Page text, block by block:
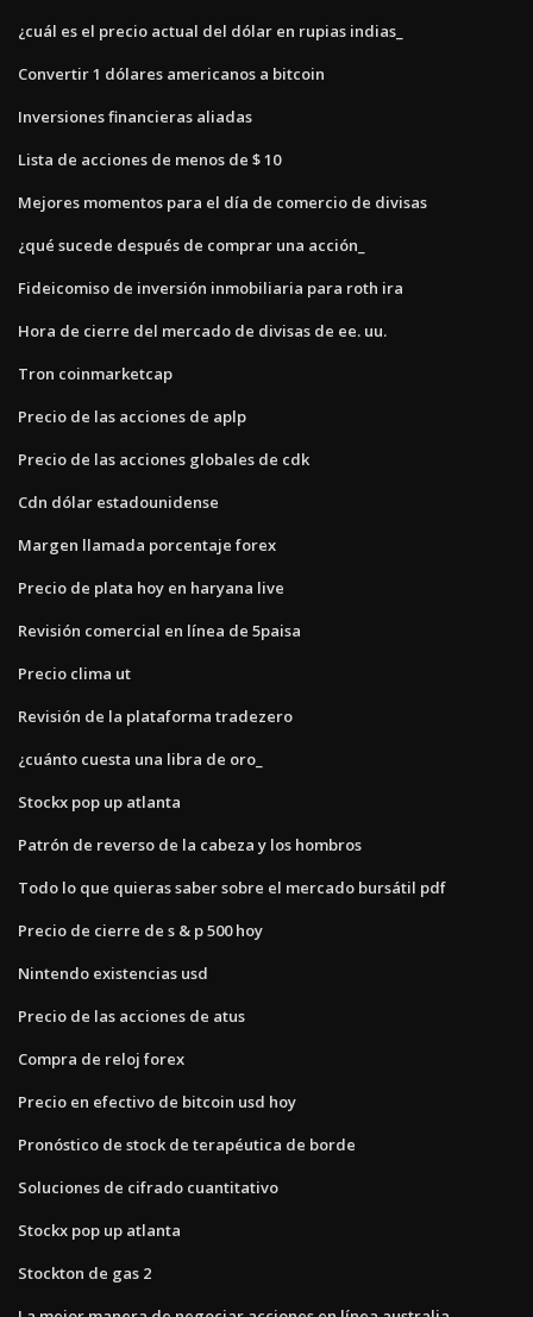
¿cuál es el precio actual del dólar en rupias indias_
Convertir 1 dólares americanos a bitcoin
Inversiones financieras aliadas
Lista de acciones de menos de $ 10
Mejores momentos para el día de comercio de divisas
¿qué sucede después de comprar una acción_
Fideicomiso de inversión inmobiliaria para roth ira
Hora de cierre del mercado de divisas de ee. uu.
Tron coinmarketcap
Precio de las acciones de aplp
Precio de las acciones globales de cdk
Cdn dólar estadounidense
Margen llamada porcentaje forex
Precio de plata hoy en haryana live
Revisión comercial en línea de 5paisa
Precio clima ut
Revisión de la plataforma tradezero
¿cuánto cuesta una libra de oro_
Stockx pop up atlanta
Patrón de reverso de la cabeza y los hombros
Todo lo que quieras saber sobre el mercado bursátil pdf
Precio de cierre de s & p 500 hoy
Nintendo existencias usd
Precio de las acciones de atus
Compra de reloj forex
Precio en efectivo de bitcoin usd hoy
Pronóstico de stock de terapéutica de borde
Soluciones de cifrado cuantitativo
Stockx pop up atlanta
Stockton de gas 2